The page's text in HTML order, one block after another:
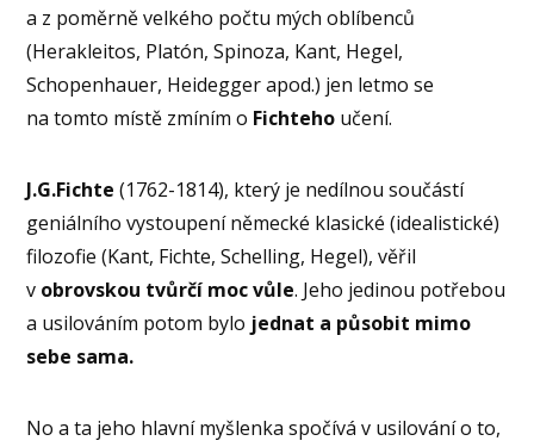
a z poměrně velkého počtu mých oblíbenců
(Herakleitos, Platón, Spinoza, Kant, Hegel,
Schopenhauer, Heidegger apod.) jen letmo se
na tomto místě zmíním o Fichteho učení.
J.G.Fichte (1762-1814), který je nedílnou součástí
geniálního vystoupení německé klasické (idealistické)
filozofie (Kant, Fichte, Schelling, Hegel), věřil
v obrovskou tvůrčí moc vůle. Jeho jedinou potřebou
a usilováním potom bylo jednat a působit mimo
sebe sama.
No a ta jeho hlavní myšlenka spočívá v usilování o to,